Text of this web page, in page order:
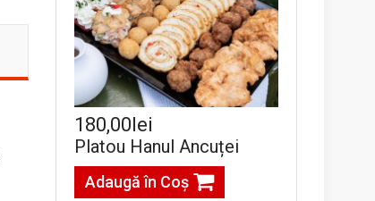
180,00lei
Platou Hanul Ancuței
Adaugă în Coş